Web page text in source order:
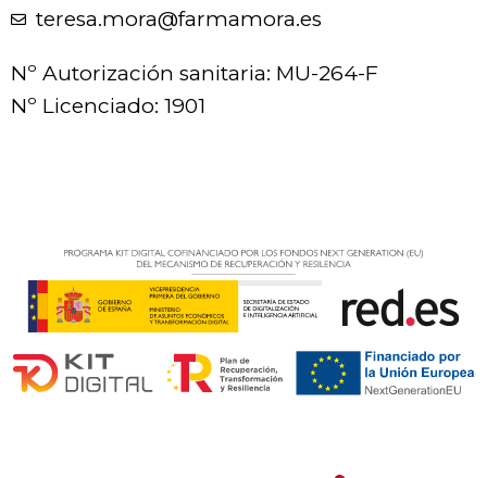
teresa.mora@farmamora.es
Nº Autorización sanitaria: MU-264-F
Nº Licenciado: 1901